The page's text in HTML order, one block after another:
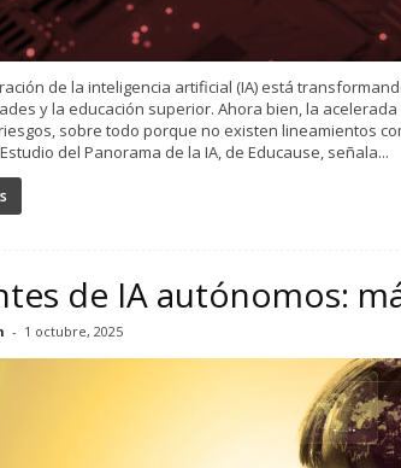
de la inteligencia artificial (IA) está
y la educación superior. Ahora bien, la
sobre todo porque no existen lineamientos
del Panorama de la IA, de Educause, señala...
de IA autónomos:
- 1 octubre, 2025